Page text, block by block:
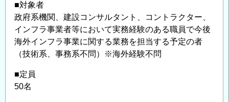
■対象者
政府系機関、建設コンサルタント、コントラクター、
インフラ事業者等において実務経験のある職員で今後
海外インフラ事業に関する業務を担当する予定の者
（技術系、事務系不問）※海外経験不問
■定員
50名